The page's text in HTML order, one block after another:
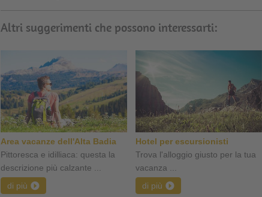
Altri suggerimenti che possono interessarti:
Area vacanze dell'Alta Badia
Pittoresca e idilliaca: questa la
descrizione più calzante ...
di più
Hotel per escursionisti
Trova l'alloggio giusto per la tua
vacanza ...
di più